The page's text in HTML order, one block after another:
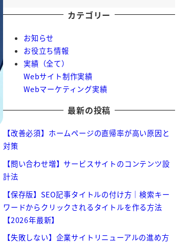
カテゴリー
お知らせ
お役立ち情報
実績（全て）
Webサイト制作実績
Webマーケティング実績
最新の投稿
【改善必須】ホームページの直帰率が高い原因と
対策
【問い合わせ増】サービスサイトのコンテンツ設
計法
【保存版】SEO記事タイトルの付け方｜検索キー
ワードからクリックされるタイトルを作る方法
【2026年最新】
【失敗しない】企業サイトリニューアルの進め方